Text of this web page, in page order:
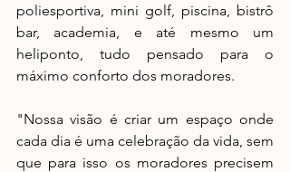
poliesportiva, mini golf, piscina, bistrô
bar, academia, e até mesmo um
heliponto, tudo pensado para o
máximo conforto dos moradores.
"Nossa visão é criar um espaço onde
cada dia é uma celebração da vida, sem
que para isso os moradores precisem